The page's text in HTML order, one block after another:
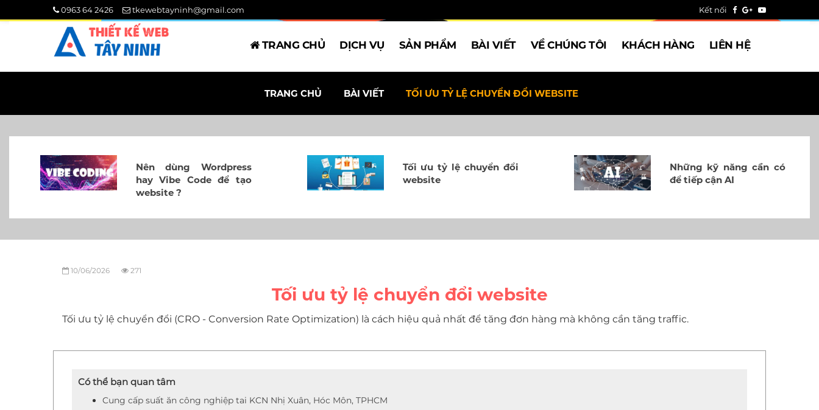
0963 64 2426 tkewebtayninh@gmail.com Kết nối
TRANG CHỦ DỊCH VỤ SẢN PHẨM BÀI VIẾT VỀ CHÚNG TÔI KHÁCH HÀNG LIÊN HỆ
TRANG CHỦ BÀI VIẾT TỐI ƯU TỶ LỆ CHUYỂN ĐỔI WEBSITE
Nên dùng Wordpress
hay Vibe Code để tạo
website ?
Tối ưu tỷ lệ chuyển đổi
website
Những kỹ năng cần có
để tiếp cận AI
10/06/2026 271
Tối ưu tỷ lệ chuyển đổi website
Tối ưu tỷ lệ chuyển đổi (CRO - Conversion Rate Optimization) là cách hiệu quả nhất để tăng đơn hàng mà không cần tăng traffic.
Có thể bạn quan tâm
Cung cấp suất ăn công nghiệp tai KCN Nhị Xuân, Hóc Môn, TPHCM